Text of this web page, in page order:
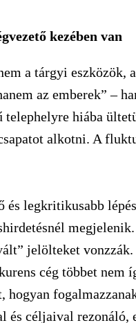
kezében van
a tárgyi eszközök,
az emberek” –
hiába
alkotni. A
és legkritikusabb
jelölteket
cég többet nem
hogyan
és céljaival